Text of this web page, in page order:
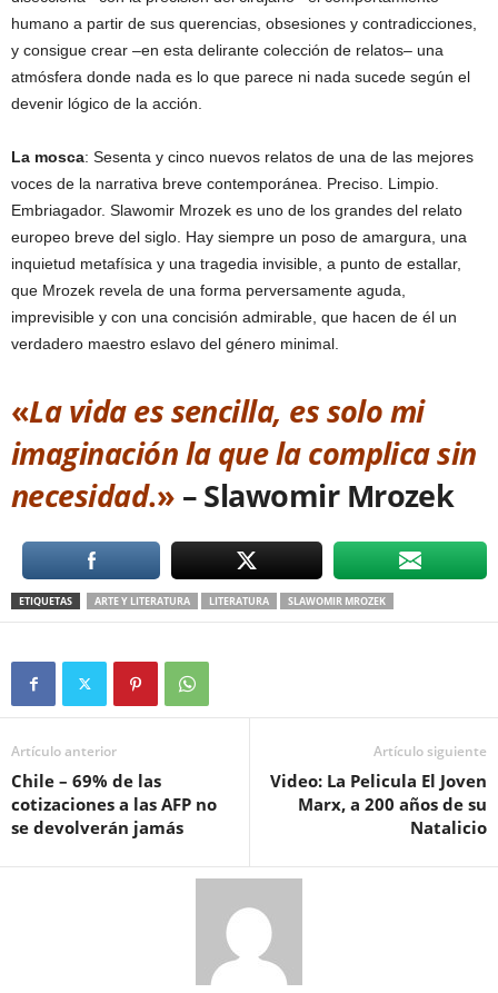
humano a partir de sus querencias, obsesiones y contradicciones,
y consigue crear –en esta delirante colección de relatos– una
atmósfera donde nada es lo que parece ni nada sucede según el
devenir lógico de la acción.
La mosca: Sesenta y cinco nuevos relatos de una de las mejores
voces de la narrativa breve contemporánea. Preciso. Limpio.
Embriagador. Slawomir Mrozek es uno de los grandes del relato
europeo breve del siglo. Hay siempre un poso de amargura, una
inquietud metafísica y una tragedia invisible, a punto de estallar,
que Mrozek revela de una forma perversamente aguda,
imprevisible y con una concisión admirable, que hacen de él un
verdadero maestro eslavo del género minimal.
«La vida es sencilla, es solo mi
imaginación la que la complica sin
necesidad.» – Slawomir Mrozek
ETIQUETAS ARTE Y LITERATURA LITERATURA SLAWOMIR MROZEK
Artículo anterior
Chile – 69% de las
cotizaciones a las AFP no
se devolverán jamás
Artículo siguiente
Video: La Pelicula El Joven
Marx, a 200 años de su
Natalicio